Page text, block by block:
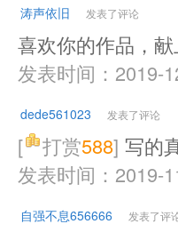
涛声依旧 发表了评论
喜欢你的作品，献
发表时间：2019-
dede561023 发表了评论
[ 打赏588] 写的
发表时间：2019-
自强不息656666 发表了评